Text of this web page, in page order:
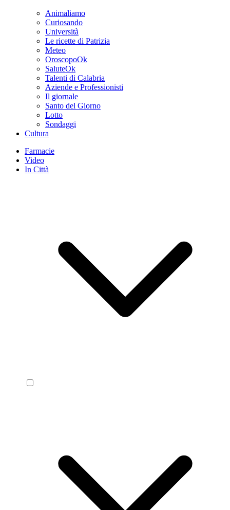
Animaliamo
Curiosando
Università
Le ricette di Patrizia
Meteo
OroscopoOk
SaluteOk
Talenti di Calabria
Aziende e Professionisti
Il giornale
Santo del Giorno
Lotto
Sondaggi
Cultura
Farmacie
Video
In Città